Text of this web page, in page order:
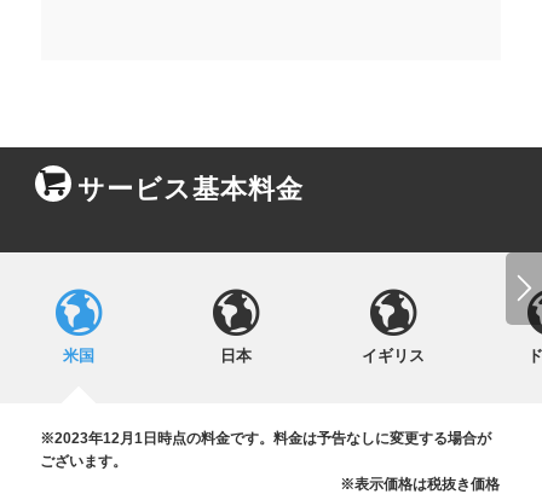
サービス基本料金
米国 日本 イギリス
※2023年12月1日時点の料金です。料金は予告なしに変更する場合が
ございます。
※表示価格は税抜き価格